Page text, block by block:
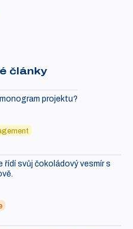
články
projektu?
řídí svůj čokoládový vesmír s